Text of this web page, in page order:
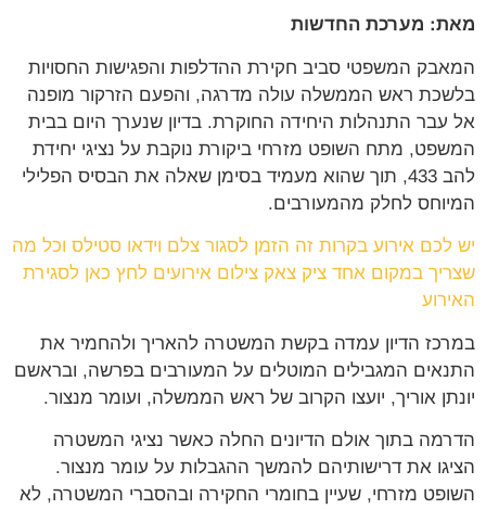
מאת: מערכת החדשות
המאבק המשפטי סביב חקירת ההדלפות והפגישות החסויות
בלשכת ראש הממשלה עולה מדרגה, והפעם הזרקור מופנה
אל עבר התנהלות היחידה החוקרת. בדיון שנערך היום בבית
המשפט, מתח השופט מזרחי ביקורת נוקבת על נציגי יחידת
להב 433, תוך שהוא מעמיד בסימן שאלה את הבסיס הפלילי
המיוחס לחלק מהמעורבים.
יש לכם אירוע בקרות זה הזמן לסגור צלם וידאו סטילס וכל מה
שצריך במקום אחד ציק צאק צילום אירועים לחץ כאן לסגירת
האירוע
במרכז הדיון עמדה בקשת המשטרה להאריך ולהחמיר את
התנאים המגבילים המוטלים על המעורבים בפרשה, ובראשם
יונתן אוריך, יועצו הקרוב של ראש הממשלה, ועומר מנצור.
הדרמה בתוך אולם הדיונים החלה כאשר נציגי המשטרה
הציגו את דרישותיהם להמשך ההגבלות על עומר מנצור.
השופט מזרחי, שעיין בחומרי החקירה ובהסברי המשטרה, לא